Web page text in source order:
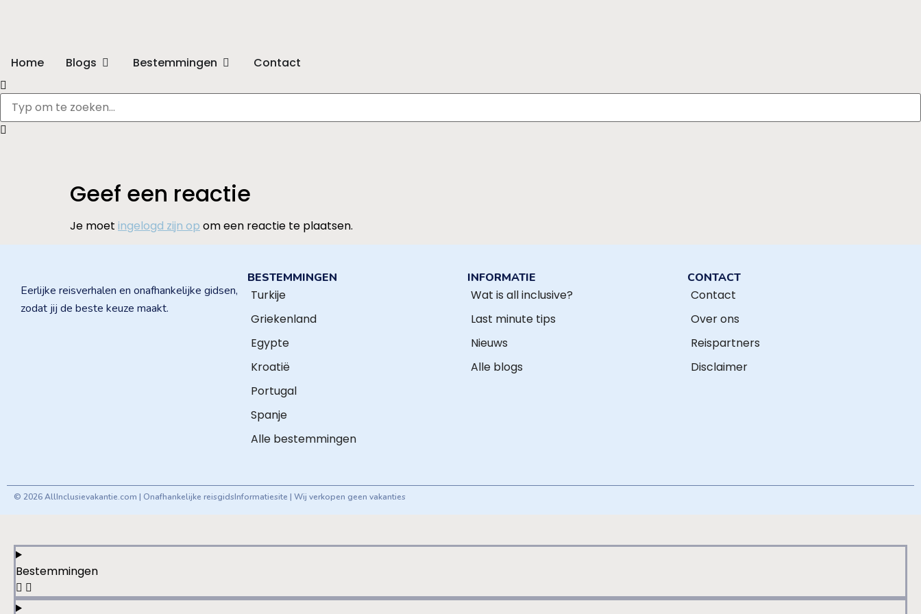
Home Blogs Bestemmingen Contact
Geef een reactie
Je moet ingelogd zijn op om een reactie te plaatsen.
Eerlijke reisverhalen en onafhankelijke gidsen,
zodat jij de beste keuze maakt.
BESTEMMINGEN
Turkije
Griekenland
Egypte
Kroatië
Portugal
Spanje
Alle bestemmingen
INFORMATIE
Wat is all inclusive?
Last minute tips
Nieuws
Alle blogs
CONTACT
Contact
Over ons
Reispartners
Disclaimer
© 2026 AllInclusievakantie.com | Onafhankelijke reisgidsInformatiesite | Wij verkopen geen vakanties
Bestemmingen